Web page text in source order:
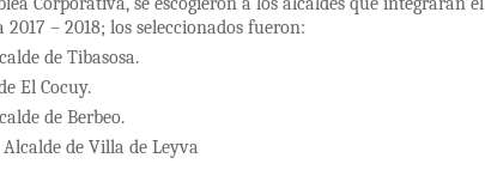
– 2018; los seleccionados fueron:
de Tibasosa.
El Cocuy.
de Berbeo.
de Villa de Leyva